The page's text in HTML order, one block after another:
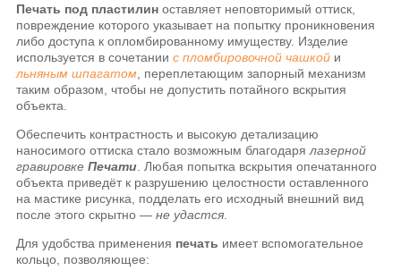
Печать под пластилиноставляет неповторимый оттиск,
повреждение которого указывает на попытку проникновения
либо доступа к опломбированному имуществу. Изделие
используется в сочетаниис пломбировочной чашкой и
льняным шпагатом , переплетающим запорный механизм
таким образом, чтобы не допустить потайного вскрытия
объекта.
Обеспечить контрастность и высокую детализацию
наносимого оттиска стало возможным благодарялазерной
гравировкеПечати . Любая попытка вскрытия опечатанного
объекта приведёт к разрушению целостности оставленного
на мастике рисунка, подделать его исходный внешний вид
после этого скрытно —не удастся
Для удобства применения печать имеет вспомогательное
кольцо, позволяющее: